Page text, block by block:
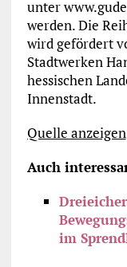
unter
werden. Die
wird gefördert
Stadtwerken
hessischen
Innenstadt.
Quelle anzeigen
Auch
im